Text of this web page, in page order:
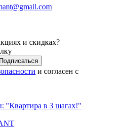
и скидках?
Подписаться
и согласен с
"Квартира в 3 шагах!"